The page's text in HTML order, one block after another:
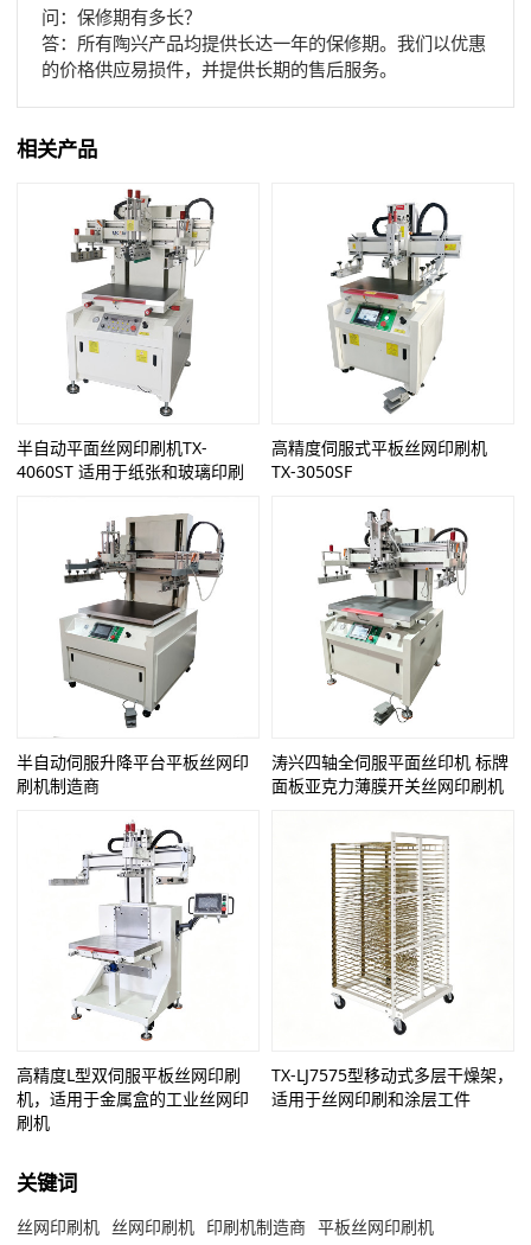
问：保修期有多长？
答：所有陶兴产品均提供长达一年的保修期。我们以优惠
的价格供应易损件，并提供长期的售后服务。
相关产品
半自动平面丝网印刷机TX-
4060ST 适用于纸张和玻璃印刷
高精度伺服式平板丝网印刷机
TX-3050SF
半自动伺服升降平台平板丝网印
刷机制造商
涛兴四轴全伺服平面丝印机 标牌
面板亚克力薄膜开关丝网印刷机
高精度L型双伺服平板丝网印刷
机，适用于金属盒的工业丝网印
刷机
TX-LJ7575型移动式多层干燥架，
适用于丝网印刷和涂层工件
关键词
丝网印刷机 丝网印刷机 印刷机制造商 平板丝网印刷机